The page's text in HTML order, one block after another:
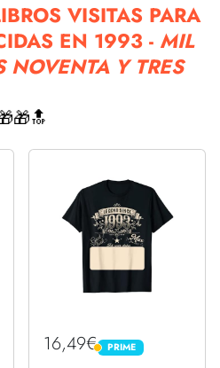
VISITAS PARA
EN 1993 - MIL
NOVENTA Y TRES
16,49€ PRIME
PRIME